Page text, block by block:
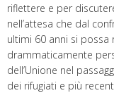
riflettere e per
nell’attesa che dal
ultimi 60 anni si
drammaticamente
dell’Unione nel
dei rifugiati e più